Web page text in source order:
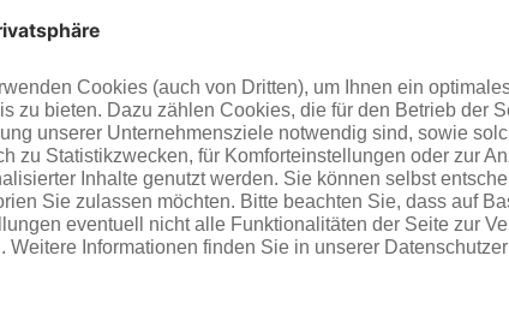
ihre vielen Produkte, die uns im Alltag begleiten: Vom
bis zum Flüssigstickstoff zum Gefrieren
des Industriepark Höchst in Berührung. Mitfahrer
bestaunen, mit der die Versorgung aller
wird, wie das Kraftwerk und die
ist mit dem Trimodalhafen, der die Vernetzung der
auch eine wichtige Logistik-Drehscheibe im
für junge Menschen. In über 40 Berufen